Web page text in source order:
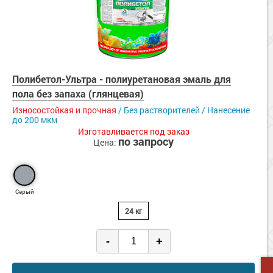
Полибетол-Ультра - полиуретановая эмаль для
пола без запаха (глянцевая)
Износостойкая и прочная / Без растворителей / Нанесение
до 200 мкм
Изготавливается под заказ
Цена: по запросу
Серый
24 кг
- +